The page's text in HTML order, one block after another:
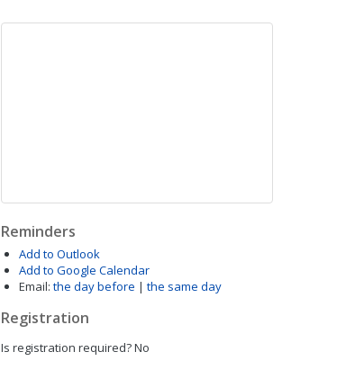
Reminders
Add to Outlook
Add to Google Calendar
Email: the day before | the same day
Registration
Is registration required?No